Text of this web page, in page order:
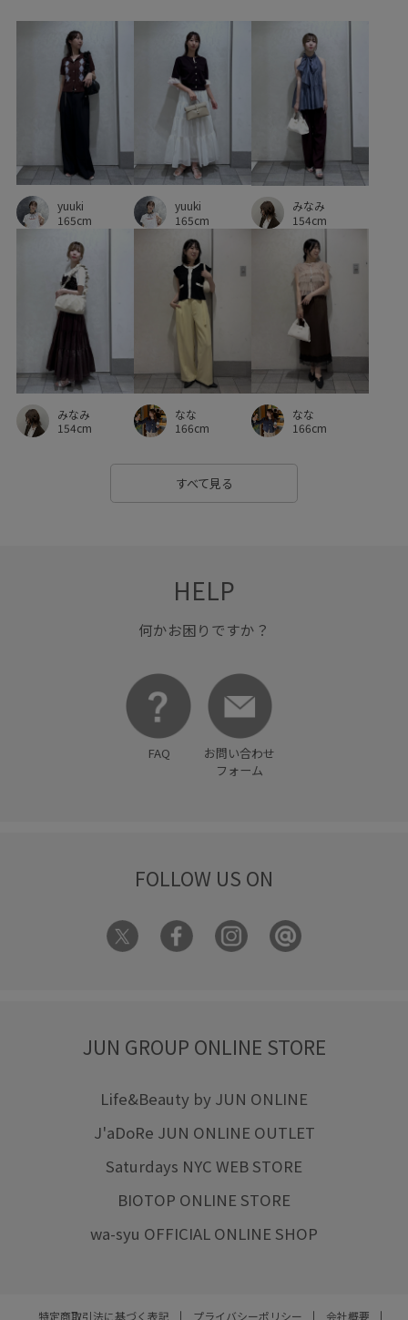
こなれ感 さらりとした
みんながチェックしているアイテム_pickup イージーケア
ウォッシャブル エコバッグ カジュアル
シワになりにくい ジャケット
スカート スカーフ ストレートパンツ セットアップ
セットアップ対象商品 ソフトタッチ タック
デイリーで活躍 デニムパンツ
ニュアンスがある ハンカチ ビスチェ ピンタック
フォーマル フォーマルシーン フレアデニム
ブラウス プルオーバー
ポリエステル マニッシュ マルチに活躍
マーメイドスカート リネン レイヤード風
ワイドボトム 伸縮性 入園式
卒園式入学式 卒業式入学式
透け感 長財布 限定カラー
yuuki
165cm
yuuki
165cm
みなみ
154cm
みなみ
154cm
なな
166cm
なな
166cm
すべて見る
HELP
何かお困りですか？
FAQ
お問い合わせ
フォーム
FOLLOW US ON
JUN GROUP ONLINE STORE
Life&Beauty by JUN ONLINE
J'aDoRe JUN ONLINE OUTLET
Saturdays NYC WEB STORE
BIOTOP ONLINE STORE
wa-syu OFFICIAL ONLINE SHOP
特定商取引法に基づく表記 プライバシーポリシー 会社概要